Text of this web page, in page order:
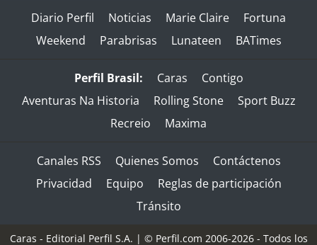
Diario Perfil Noticias Marie Claire
Fortuna
Weekend
Parabrisas Lunateen BATimes
Perfil Brasil: Caras
Contigo
Aventuras Na Historia
Rolling Stone
Sport Buzz
Recreio
Maxima
Canales RSS Quienes Somos
Contáctenos
Privacidad
Equipo
Reglas de participación
Tránsito
Caras - Editorial Perfil S.A. | © Perfil.com 2006-2026 - Todos los